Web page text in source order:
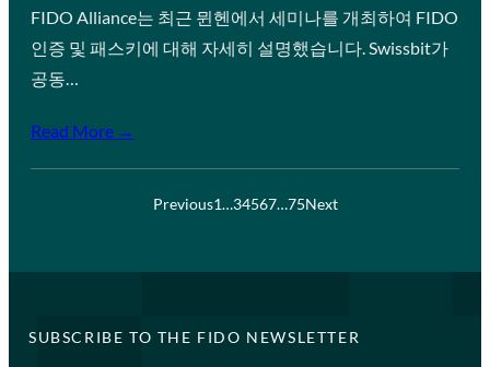
FIDO Alliance는 최근 뮌헨에서 세미나를 개최하여 FIDO
인증 및 패스키에 대해 자세히 설명했습니다. Swissbit가
공동…
Read More →
Previous1…34567…75Next
SUBSCRIBE TO THE FIDO NEWSLETTER